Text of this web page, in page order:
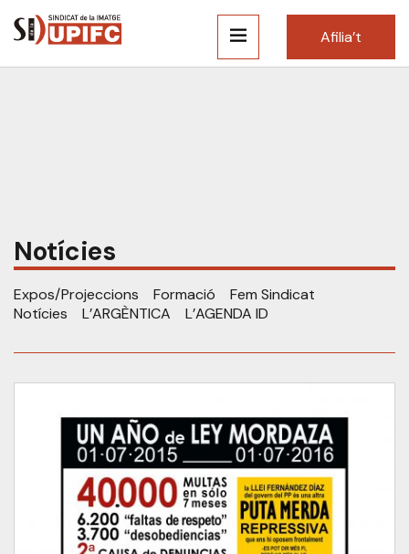
Afilia’t
Notícies
Expos/Projeccions Formació
Fem Sindicat
Notícies
L’ARGÈNTICA L’AGENDA ID